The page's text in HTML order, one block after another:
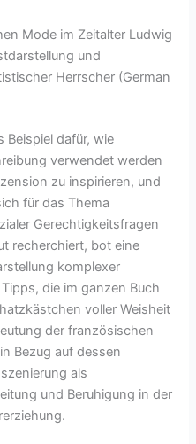
Mode im Zeitalter Ludwig
und
Herrscher (German
Beispiel dafür, wie
verwendet werden
zu inspirieren, und
für das Thema
Gerechtigkeitsfragen
recherchiert, bot eine
komplexer
die im ganzen Buch
voller Weisheit
der französischen
Bezug auf dessen
als
und Beruhigung in der